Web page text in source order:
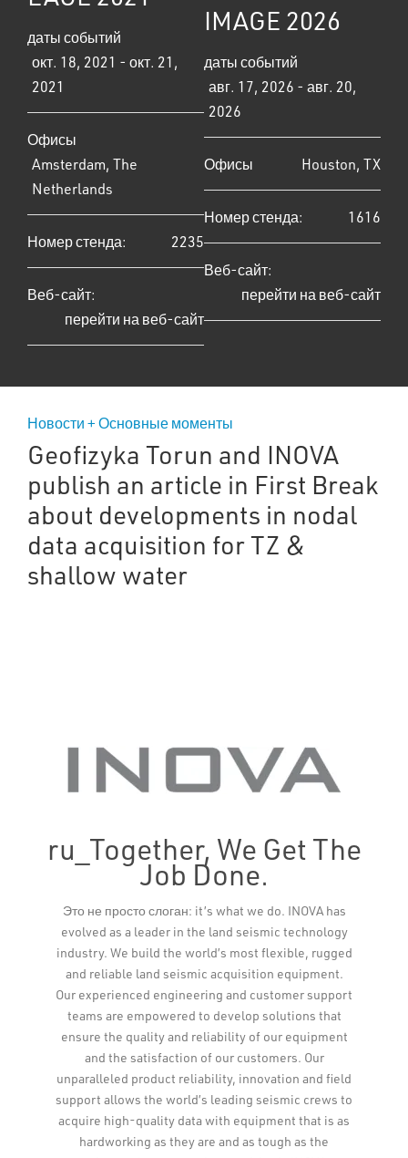
даты событий
окт. 18, 2021 - окт. 21,
2021
Офисы
Amsterdam, The
Netherlands
Номер стенда: 2235
Веб-сайт:
перейти на веб-сайт
IMAGE 2026
даты событий
авг. 17, 2026 - авг. 20,
2026
Офисы Houston, TX
Номер стенда: 1616
Веб-сайт:
перейти на веб-сайт
Новости + Основные моменты
Geofizyka Torun and INOVA
publish an article in First Break
about developments in nodal
data acquisition for TZ &
shallow water
ru_Together, We Get The
Job Done.
Это не просто слоган: it’s what we do. INOVA has
evolved as a leader in the land seismic technology
industry. We build the world’s most flexible, rugged
and reliable land seismic acquisition equipment.
Our experienced engineering and customer support
teams are empowered to develop solutions that
ensure the quality and reliability of our equipment
and the satisfaction of our customers. Our
unparalleled product reliability, innovation and field
support allows the world’s leading seismic crews to
acquire high-quality data with equipment that is as
hardworking as they are and as tough as the